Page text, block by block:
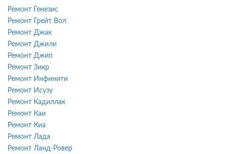
Ремонт Генезис
Ремонт Грейт Вол
Ремонт Джак
Ремонт Джили
Ремонт Джип
Ремонт Зикр
Ремонт Инфинити
Ремонт Исузу
Ремонт Кадиллак
Ремонт Каи
Ремонт Киа
Ремонт Лада
Ремонт Ланд-Ровер